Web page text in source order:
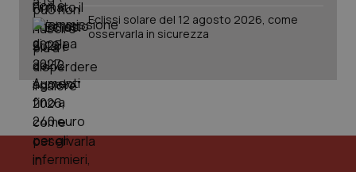
Eclissi solare del 12 agosto 2026, come
osservarla in sicurezza